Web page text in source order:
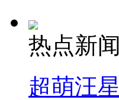
热点新闻
超萌汪